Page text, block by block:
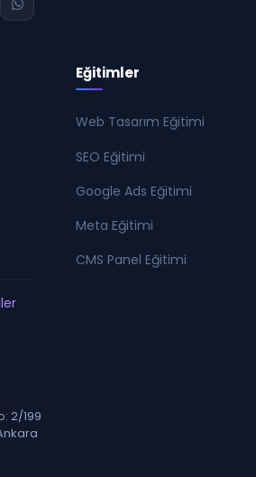
Eğitimler
Web Tasarım Eğitimi
SEO Eğitimi
Google Ads Eğitimi
Meta Eğitimi
CMS Panel Eğitimi
2/199